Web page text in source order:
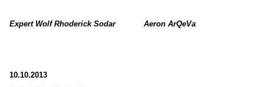
Expert Wolf Rhoderick Sodar Aeron ArQeVa
10.10.2013